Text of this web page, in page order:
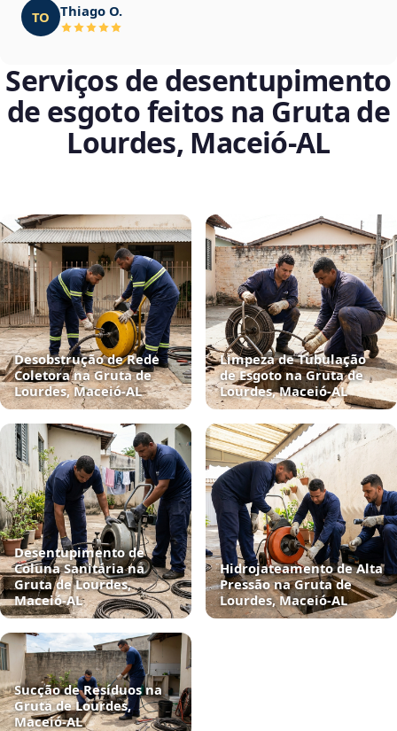
TO Thiago O.
Serviços de desentupimento
de esgoto feitos na Gruta de
Lourdes, Maceió‑AL
Desobstrução de Rede
Coletora na Gruta de
Lourdes, Maceió‑AL
Limpeza de Tubulação
de Esgoto na Gruta de
Lourdes, Maceió‑AL
Desentupimento de
Coluna Sanitária na
Gruta de Lourdes,
Maceió‑AL
Hidrojateamento de Alta
Pressão na Gruta de
Lourdes, Maceió‑AL
Sucção de Resíduos na
Gruta de Lourdes,
Maceió‑AL